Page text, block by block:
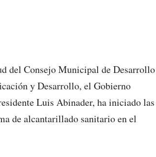
del Consejo Municipal de Desarrollo
y Desarrollo, el Gobierno
Luis Abinader, ha iniciado las
de alcantarillado sanitario en el